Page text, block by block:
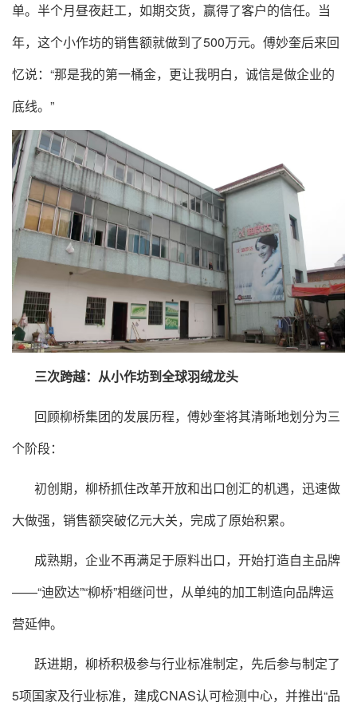
单。半个月昼夜赶工，如期交货，赢得了客户的信任。当
年，这个小作坊的销售额就做到了500万元。傅妙奎后来回
忆说：“那是我的第一桶金，更让我明白，诚信是做企业的
底线。”
三次跨越：从小作坊到全球羽绒龙头
回顾柳桥集团的发展历程，傅妙奎将其清晰地划分为三
个阶段：
初创期，柳桥抓住改革开放和出口创汇的机遇，迅速做
大做强，销售额突破亿元大关，完成了原始积累。
成熟期，企业不再满足于原料出口，开始打造自主品牌
——“迪欧达”“柳桥”相继问世，从单纯的加工制造向品牌运
营延伸。
跃进期，柳桥积极参与行业标准制定，先后参与制定了
5项国家及行业标准，建成CNAS认可检测中心，并推出“品